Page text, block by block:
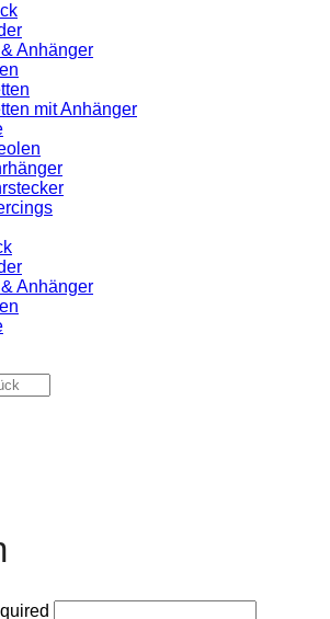
Anhänger
mit Anhänger
Anhänger